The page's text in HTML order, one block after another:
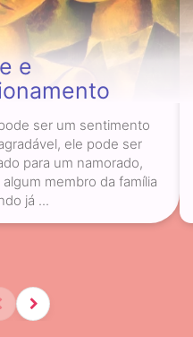
e
ser um sentimento
ele pode ser
para um namorado,
membro da família
já ...